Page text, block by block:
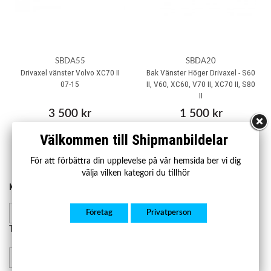
SBDA55
Drivaxel vänster Volvo XC70 II
07-15
3 500 kr
Köp
SBDA20
Bak Vänster Höger Drivaxel - S60
II, V60, XC60, V70 II, XC70 II, S80
II
1 500 kr
Köp
KONTAKTA OSS
Mån-fre 07.00-17.00
Kontakta oss
Lager och leverans
Välkommen till Shipmanbildelar
För att förbättra din upplevelse på vår hemsida ber vi dig
välja vilken kategori du tillhör
Företag Privatperson